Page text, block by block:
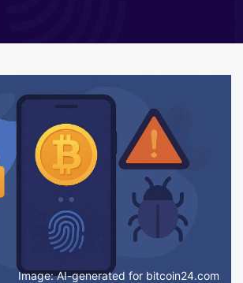
Image: AI-generated for bitcoin24.com